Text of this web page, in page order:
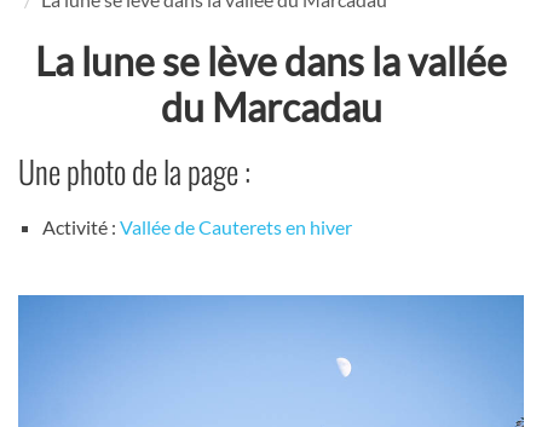
La lune se lève dans la vallée
du Marcadau
Une photo de la page :
Activité : Vallée de Cauterets en hiver